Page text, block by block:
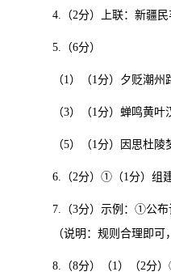
4.（2分）上联：新疆
5.（6分）
（1）（1分）夕贬潮
（3）（1分）蝉鸣黄
（5）（1分）因思杜
6.（2分）①（1分）组
7.（3分）示例：①公
（说明：规则合理即可
8.（8分）（1）（2分